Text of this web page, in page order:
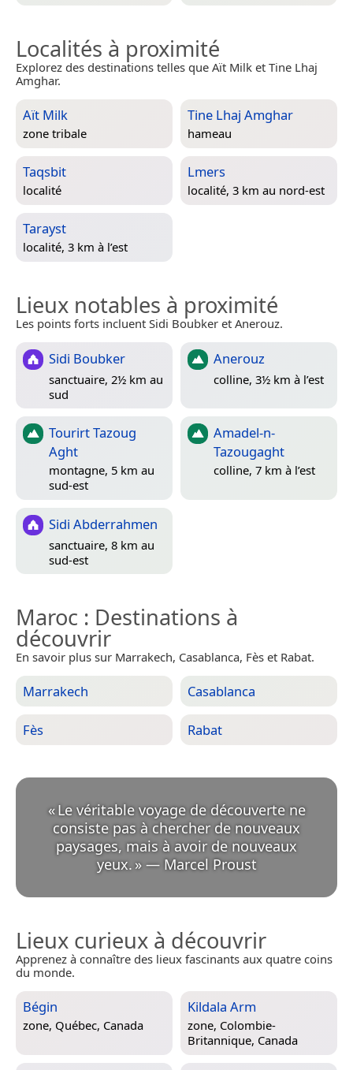
Localités à proximité
Explorez des destinations telles que Aït Milk et Tine Lhaj
Amghar.
Aït Milk
zone tribale
Tine Lhaj Amghar
hameau
Taqsbit
localité
Lmers
localité, 3 km au nord-est
Tarayst
localité, 3 km à l’est
Lieux notables à proximité
Les points forts incluent Sidi Boubker et Anerouz.
Sidi Boubker
sanctuaire, 2½ km au
sud
Anerouz
colline, 3½ km à l’est
Tourirt Tazoug
Aght
montagne, 5 km au
sud-est
Amadel-n-
Tazougaght
colline, 7 km à l’est
Sidi Abderrahmen
sanctuaire, 8 km au
sud-est
Maroc : Destinations à
découvrir
En savoir plus sur Marrakech, Casablanca, Fès et Rabat.
Marrakech Casablanca
Fès Rabat
«Le véritable voyage de découverte ne
consiste pas à chercher de nouveaux
paysages, mais à avoir de nouveaux
yeux. » — Marcel Proust
Lieux curieux à découvrir
Apprenez à connaître des lieux fascinants aux quatre coins
du monde.
Bégin
zone, Québec, Canada
Kildala Arm
zone, Colombie-
Britannique, Canada